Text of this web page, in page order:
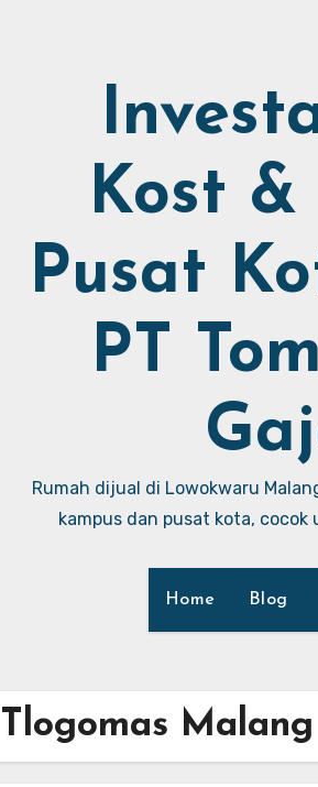
Kost
Pusat
PT
Rumah dijual di Lowokwaru
kampus dan pusat kota,
Home Blog
Malang